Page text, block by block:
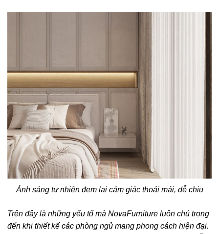
Ánh sáng tự nhiên đem lại cảm giác thoải mái, dễ chịu
Trên đây là những yếu tố mà NovaFurniture luôn chú trọng
đến khi thiết kế các phòng ngủ mang phong cách hiện đại.